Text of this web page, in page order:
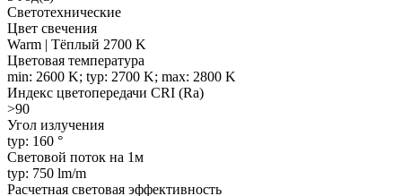
Светотехнические
Цвет свечения
Warm | Тёплый 2700 K
Цветовая температура
min: 2600 K; typ: 2700 K; max: 2800 K
Индекс цветопередачи CRI (Ra)
>90
Угол излучения
typ: 160 °
Световой поток на 1м
typ: 750 lm/m
Расчетная световая эффективность